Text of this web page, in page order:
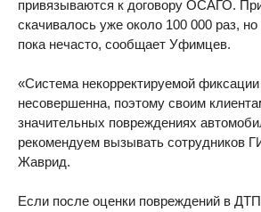
привязываются к договору ОСАГО.
скачивалось уже около 100 000 раз,
пока нечасто, сообщает Уфимцев.
«Система некорректируемой
несовершенна, поэтому своим
значительных повреждениях
рекомендуем вызывать сотрудников
Жаврид.
Если после оценки повреждений в ДТП